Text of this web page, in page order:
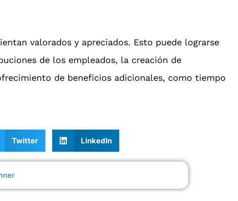
valorados y apreciados. Esto puede lograrse
de los empleados, la creación de
de beneficios adicionales, como tiempo
Twitter LinkedIn